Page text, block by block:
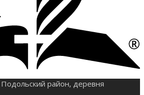
Подольский район, деревня